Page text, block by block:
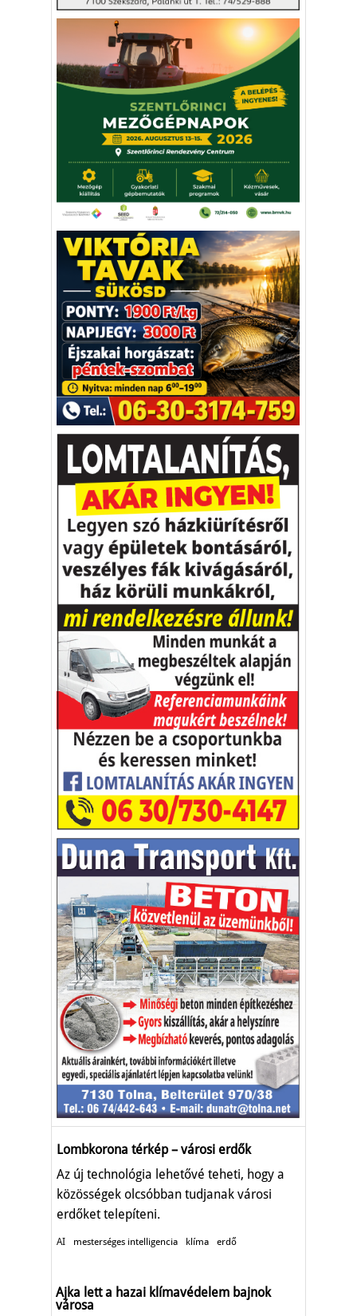
Lombkorona térkép – városi erdők
Az új technológia lehetővé teheti, hogy a
közösségek olcsóbban tudjanak városi
erdőket telepíteni.
AI mesterséges intelligencia klíma erdő
Ajka lett a hazai klímavédelem bajnok
városa